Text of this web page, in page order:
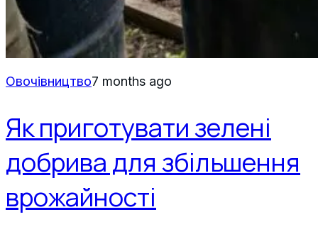
Овочівництво7 months ago
Як приготувати зелені
добрива для збільшення
врожайності